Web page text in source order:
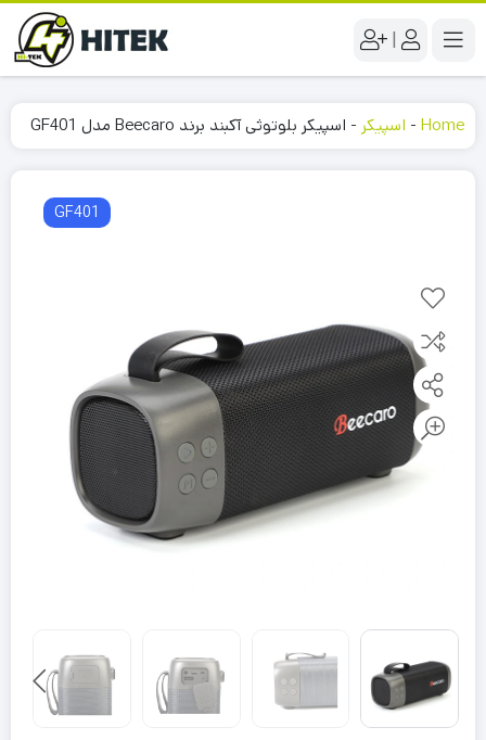
|
Home
- اسپیکر - اسپیکر بلوتوثی آکبند برند Beecaro مدل GF401
GF401